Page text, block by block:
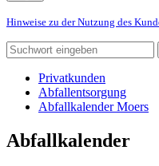
Hinweise zu der Nutzung des
Privatkunden
Abfallentsorgung
Abfallkalender Moers
Abfallkalender